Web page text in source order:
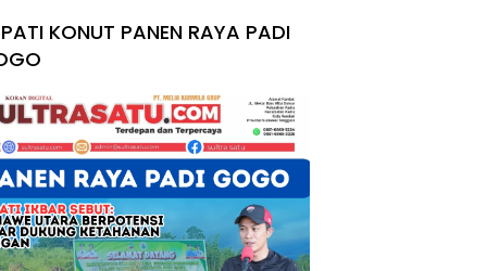
KONUT PANEN RAYA PADI